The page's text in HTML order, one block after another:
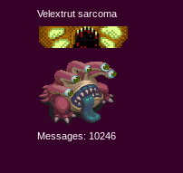
Velextrut sarcoma
Messages: 10246